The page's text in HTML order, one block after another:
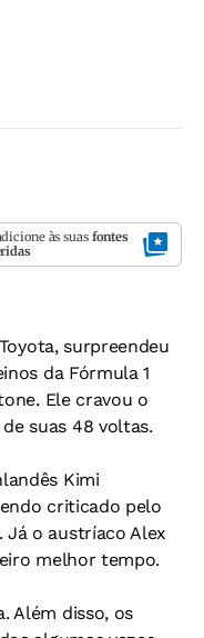
às suas fontes
surpreendeu
da Fórmula 1
Ele cravou o
suas 48 voltas.
Kimi
criticado pelo
o austríaco Alex
melhor tempo.
Além disso, os